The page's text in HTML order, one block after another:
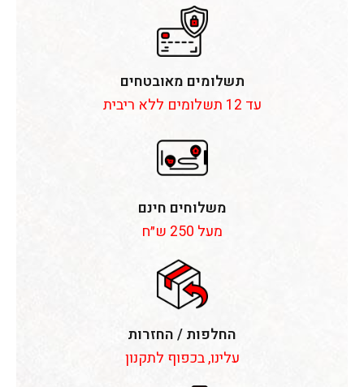
תשלומים מאובטחים
עד 12 תשלומים ללא ריבית
משלוחים חינם
מעל 250 ש״ח
החלפות / החזרות
עלינו, בכפוף לתקנון